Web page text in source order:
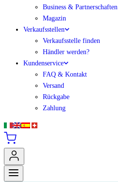
Business & Partnerschaften
Magazin
Verkaufsstellen
Verkaufsstelle finden
Händler werden?
Kundenservice
FAQ & Kontakt
Versand
Rückgabe
Zahlung